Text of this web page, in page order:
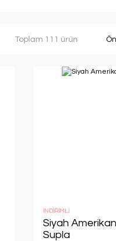
Toplam 111 ürün
İNDİRİMLİ
Siyah
Supla